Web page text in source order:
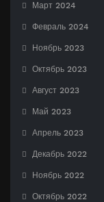
Март 2024
Февраль 2024
Ноябрь 2023
Октябрь 2023
Август 2023
Май 2023
Апрель 2023
Декабрь 2022
Ноябрь 2022
Октябрь 2022